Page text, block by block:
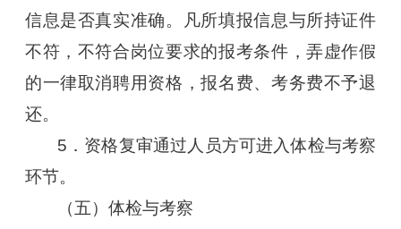
信息是否真实准确。凡所填报信息与所持证件
不符，不符合岗位要求的报考条件，弄虚作假
的一律取消聘用资格，报名费、考务费不予退
还。
5．资格复审通过人员方可进入体检与考察
环节。
（五）体检与考察